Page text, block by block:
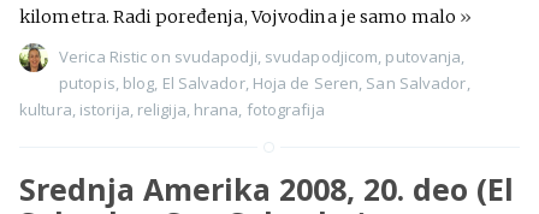
kilometra. Radi poređenja, Vojvodina je samo malo »
Verica Ristic on svudapodji svudapodjicom putovanja
putopis blog El Salvador, Hoja de Seren San Salvador
kultura istorija religija hrana fotografija
Srednja Amerika 2008, 20. deo (El